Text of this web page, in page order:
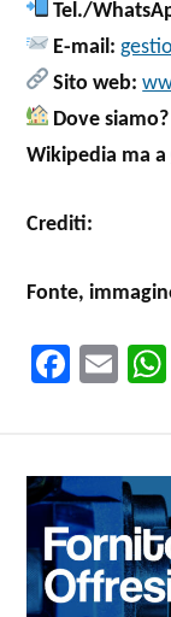
Tel./
E-mail:
Sito web:
Dove
Wikipedia ma a
Crediti:
Fonte,
Fa
o
ok
E